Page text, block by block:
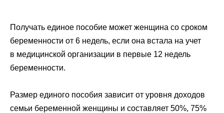
Получать единое пособие может женщина со сроком
беременности от 6 недель, если она встала на учет
в медицинской организации в первые 12 недель
беременности.
Размер единого пособия зависит от уровня доходов
семьи беременной женщины и составляет 50%, 75%